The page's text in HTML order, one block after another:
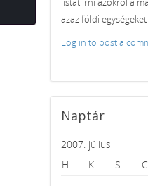
azaz földi egységeket
Log in to post a
Naptár
2007. július
H
K S C